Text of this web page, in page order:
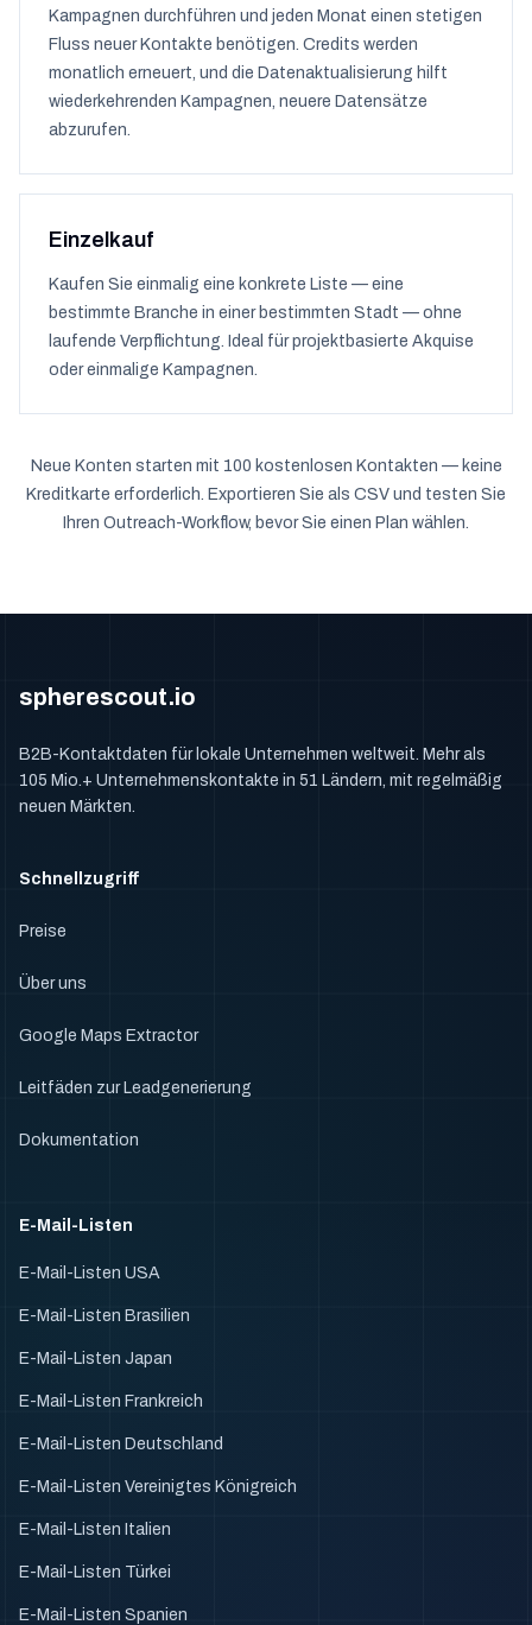
Kampagnen durchführen und jeden Monat einen stetigen
Fluss neuer Kontakte benötigen. Credits werden
monatlich erneuert, und die Datenaktualisierung hilft
wiederkehrenden Kampagnen, neuere Datensätze
abzurufen.
Einzelkauf
Kaufen Sie einmalig eine konkrete Liste — eine
bestimmte Branche in einer bestimmten Stadt — ohne
laufende Verpflichtung. Ideal für projektbasierte Akquise
oder einmalige Kampagnen.
Neue Konten starten mit 100 kostenlosen Kontakten — keine
Kreditkarte erforderlich. Exportieren Sie als CSV und testen Sie
Ihren Outreach-Workflow, bevor Sie einen Plan wählen.
spherescout.io
B2B-Kontaktdaten für lokale Unternehmen weltweit. Mehr als
105 Mio.+ Unternehmenskontakte in 51 Ländern, mit regelmäßig
neuen Märkten.
Schnellzugriff
Preise
Über uns
Google Maps Extractor
Leitfäden zur Leadgenerierung
Dokumentation
E-Mail-Listen
E-Mail-Listen USA
E-Mail-Listen Brasilien
E-Mail-Listen Japan
E-Mail-Listen Frankreich
E-Mail-Listen Deutschland
E-Mail-Listen Vereinigtes Königreich
E-Mail-Listen Italien
E-Mail-Listen Türkei
E-Mail-Listen Spanien